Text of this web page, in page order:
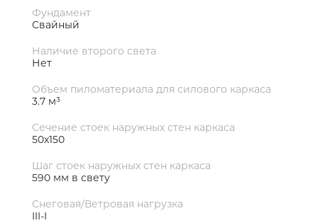
Фундамент
Свайный
Наличие второго света
Нет
Объем пиломатериала для силового каркаса
3.7 м³
Сечение стоек наружных стен каркаса
50х150
Шаг стоек наружных стен каркаса
590 мм в свету
Снеговая/Ветровая нагрузка
III-I